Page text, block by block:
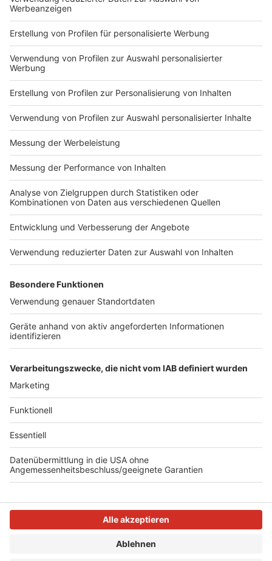
Schlafens beurteilen, allerdings die Quantität. Dies ist
schon einmal ein gutes Mittel um zu sehen, wie viele
Stunden man denn wirklich geschlafen hat", sagt
Mediziner Wolfgang Wirtz.
Auf der weltweit größten Tech-Messe, der CES in Las
Vegas, ist ein Schnarchkissen vorgestellt worden. 380
Dollar - für ein Kissen! Mediziner Wirtz ist da
großmütig, was die Selbst- und Schlafoptimierung
angeht - aber für eine Mega-Investition hält er so
etwas nur bedingt. "Wenn man genug Geld und Spaß
daran hat, kann man sich das auch mit Apps aneignen.
Aber damit kommt man halt nicht viel weiter", lautet
sein Kommentar. Schließlich hat man hat ja ein
Schnarch - oder Schlafproblem immer noch. Geheilt
Zweifel lieber eine Doktorin oder einen Doktor
aufsuchen oder direkt den Weg ins Schlaflabor wagen.
Der Tipp der Experten zum besseren Einschlafen
lautet übrigens: Schafft euch eine Schlafroutine. Das
aber auch eine Serie im Bett gucken. Wichtig ist, dass
dabei etwas gemacht wird, das einen entspannt und
'runterbringt'.
Anzeige